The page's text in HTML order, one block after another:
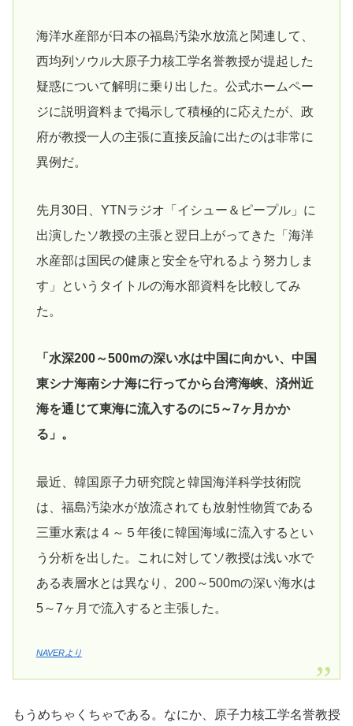
海洋水産部が日本の福島汚染水放流と関連して、
西均列ソウル大原子力核工学名誉教授が提起した
疑惑について解明に乗り出した。公式ホームペー
ジに説明資料まで掲示して積極的に応えたが、政
府が教授一人の主張に直接反論に出たのは非常に
異例だ。
先月30日、YTNラジオ「イシュー＆ピープル」に
出演したソ教授の主張と翌日上がってきた「海洋
水産部は国民の健康と安全を守れるよう努力しま
す」というタイトルの海水部資料を比較してみ
た。
「水深200～500mの深い水は中国に向かい、中国
東シナ海南シナ海に行ってから台湾海峡、済州近
海を通じて東海に流入するのに5～7ヶ月かか
る」。
最近、韓国原子力研究院と韓国海洋科学技術院
は、福島汚染水が放流されても放射性物質である
三重水素は４～５年後に韓国海域に流入するとい
う分析を出した。これに対してソ教授は浅い水で
ある表層水とは異なり、200～500mの深い海水は
5～7ヶ月で流入すると主張した。
NAVERより
もうめちゃくちゃである。なにか、原子力核工学名誉教授